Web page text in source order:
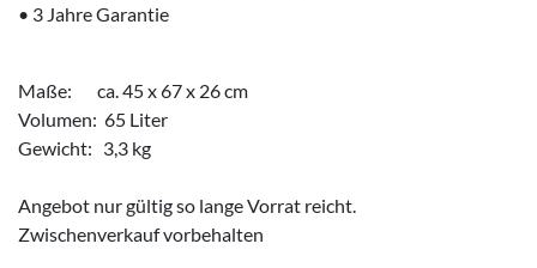
• 3 Jahre Garantie
Maße: ca. 45 x 67 x 26 cm
Volumen: 65 Liter
Gewicht: 3,3 kg
Angebot nur gültig so lange Vorrat reicht.
Zwischenverkauf vorbehalten